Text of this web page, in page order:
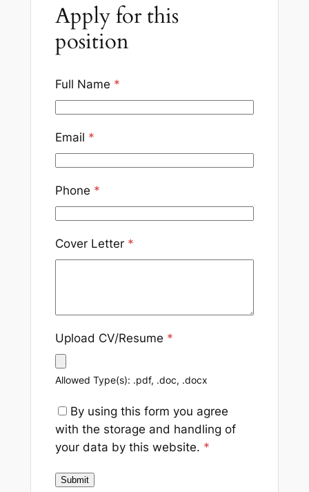
Apply for this
position
Full Name *
Email *
Phone *
Cover Letter *
Upload CV/Resume *
Allowed Type(s): .pdf, .doc, .docx
By using this form you agree
with the storage and handling of
your data by this website. *